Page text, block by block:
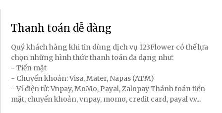
Thanh toán dễ dàng
Quý khách hàng khi tin dùng dịch vụ 123Flower có thể lựa
chọn những hình thức thanh toán đa dạng như:
- Tiền mặt
- Chuyển khoản: Visa, Mater, Napas (ATM)
- Ví điện tử: Vnpay, MoMo, Payal, Zalopay Thánh toán tiền
mặt, chuyển khoản, vnpay, momo, credit card, payal v.v...